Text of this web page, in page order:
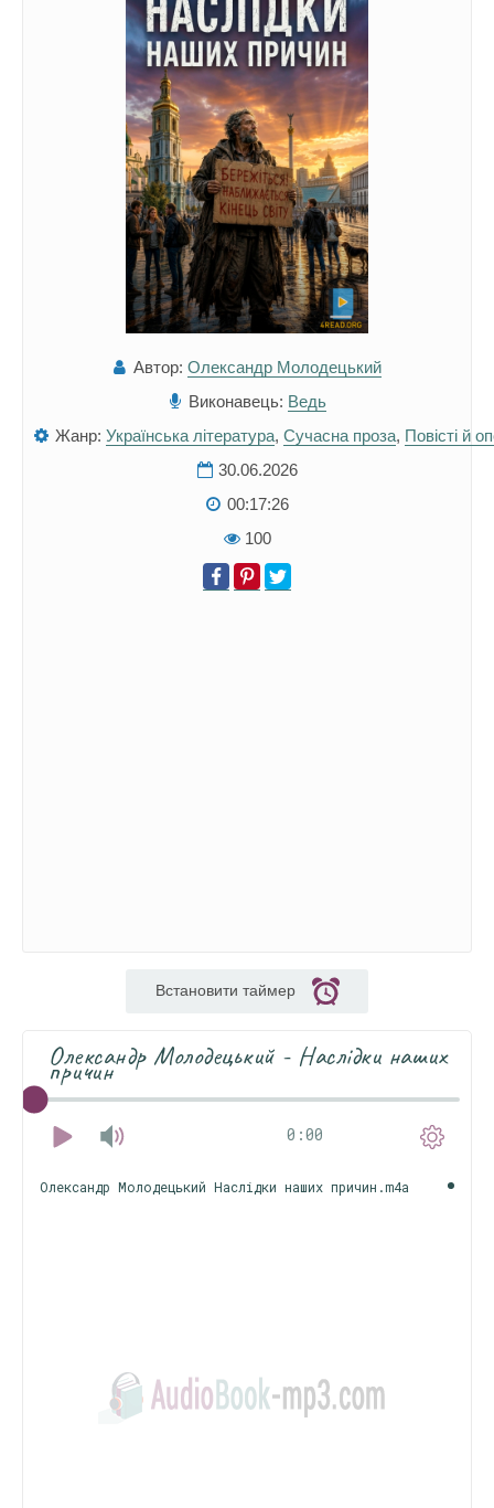
Автор: Олександр Молодецький
Виконавець: Ведь
Жанр: Українська література, Сучасна проза, Повісті й
30.06.2026
00:17:26
100
Встановити таймер
Олександр Молодецький - Наслідки наших
причин
0:00
Олександр Молодецький Наслідки наших причин.m4a